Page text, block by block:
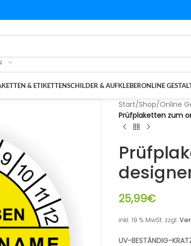
& ETIKETTENSCHILDER & AUFKLEBERONLINE
Start/Shop/Online
Prüfplaketten zum
25,99€
inkl. 19 % MwSt. zzgl.
UV-BESTÄNDIG-